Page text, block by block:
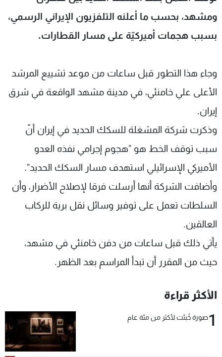
ومشهد، بحسب ما أعلنه التلفزيون الإيراني الرسمي،
بسبب هجمات أميركيّة على مسار القطارات.
وجاء هذا التطور قبل ساعات من موعد تشييع المرشد
الأعلى علي خامنئي، في مدينة مشهد الواقعة في شرق
إيران.
وذكرت شركة المشغلة للسكك الحديد في إيران أنّ
سبب توقف الخط هو "هجوم إجرامي نفذه العدو
الأميركي الإسرائيلي استهدف مسار السكك الحديد".
وأضافت الشركة أنها أرسلت فرقا لإصلاح الأضرار، وأن
السلطات تعمل على توفير وسائل نقل برية للركاب
العالقين.
يأتي ذلك قبل ساعات من دفن خامنئي في مشهد،
حيث من المقرر أن تبدأ المراسم بعد الظهر.
الأكثر قراءة
1صورة خُبئت لأكثر من مئة عام
شاهد البرامج
الترددات
لاعلاناتكم
شروط الإسـتخدام
سياسة الخصوصية